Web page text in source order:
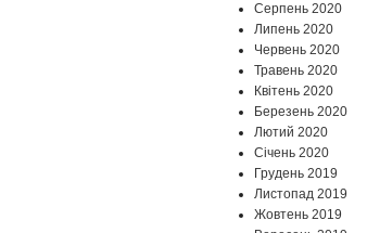
Серпень 2020
Липень 2020
Червень 2020
Травень 2020
Квітень 2020
Березень 2020
Лютий 2020
Січень 2020
Грудень 2019
Листопад 2019
Жовтень 2019